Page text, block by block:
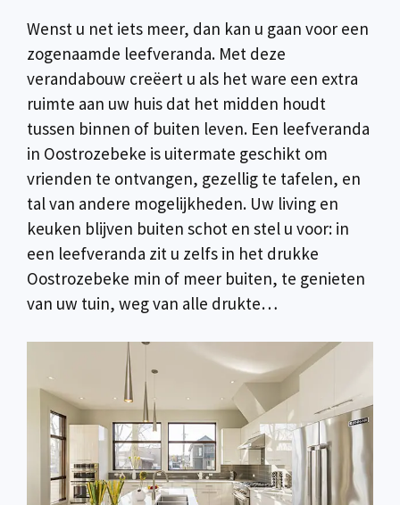
Wenst u net iets meer, dan kan u gaan voor een
zogenaamde leefveranda. Met deze
verandabouw creëert u als het ware een extra
ruimte aan uw huis dat het midden houdt
tussen binnen of buiten leven. Een leefveranda
in Oostrozebeke is uitermate geschikt om
vrienden te ontvangen, gezellig te tafelen, en
tal van andere mogelijkheden. Uw living en
keuken blijven buiten schot en stel u voor: in
een leefveranda zit u zelfs in het drukke
Oostrozebeke min of meer buiten, te genieten
van uw tuin, weg van alle drukte…